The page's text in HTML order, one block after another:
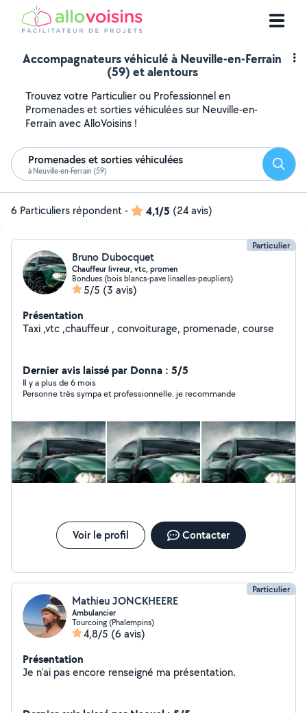
Accompagnateurs véhiculé à Neuville-en-Ferrain
(59) et alentours
Trouvez votre Particulier ou Professionnel en
Promenades et sorties véhiculées sur Neuville-en-
Ferrain avec AlloVoisins !
Promenades et sorties véhiculées
à Neuville-en-Ferrain (59)
6 Particuliers répondent- 4,1/5 (24 avis)
Particulier
Bruno Dubocquet
Chauffeur livreur, vtc, promen
Bondues (bois blancs-pave linselles-peupliers)
5/5 (3 avis)
Présentation
Taxi ,vtc ,chauffeur , convoiturage, promenade, course
Dernier avis laissé par Donna : 5/5
Il y a plus de 6 mois
Personne très sympa et professionnelle. je recommande
Voir le profil Contacter
Particulier
Mathieu JONCKHEERE
Ambulancier
Tourcoing (Phalempins)
4,8/5 (6 avis)
Présentation
Je n'ai pas encore renseigné ma présentation.